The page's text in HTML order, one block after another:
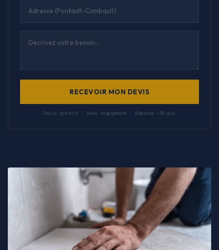
RECEVOIR MON DEVIS
Devis gratuit · Sans engagement · Réponse <30 min